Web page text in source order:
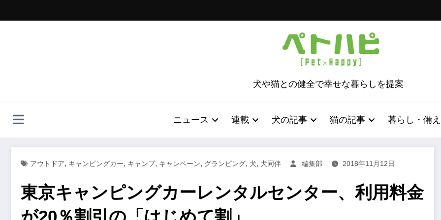
ッ
犬や猫との健全で幸せな暮らしを提案
ニュース 連載 犬の記事 猫の記事 暮らし・備え
アウトドア, キャンピングカー, キャンプ, キャンペーン, グランピング, 犬, 犬同伴 編集部 2018年11月12日
東京キャンピングカーレンタルセンター、利用料金